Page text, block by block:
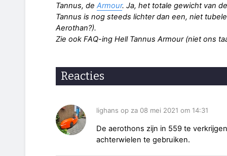
Tannus, de Armour. Ja, het totale gewicht van
Tannus is nog steeds lichter dan een, niet
Aerothan?).
Zie ook FAQ-ing Hell Tannus Armour (niet ons
Reacties
lighans op za 08 mei 2021 om 14:31
De aerothons zijn in 559 te
achterwielen te gebruiken.